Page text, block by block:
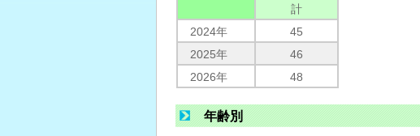
計
2024年
45
2025年
46
2026年
48
年齢別